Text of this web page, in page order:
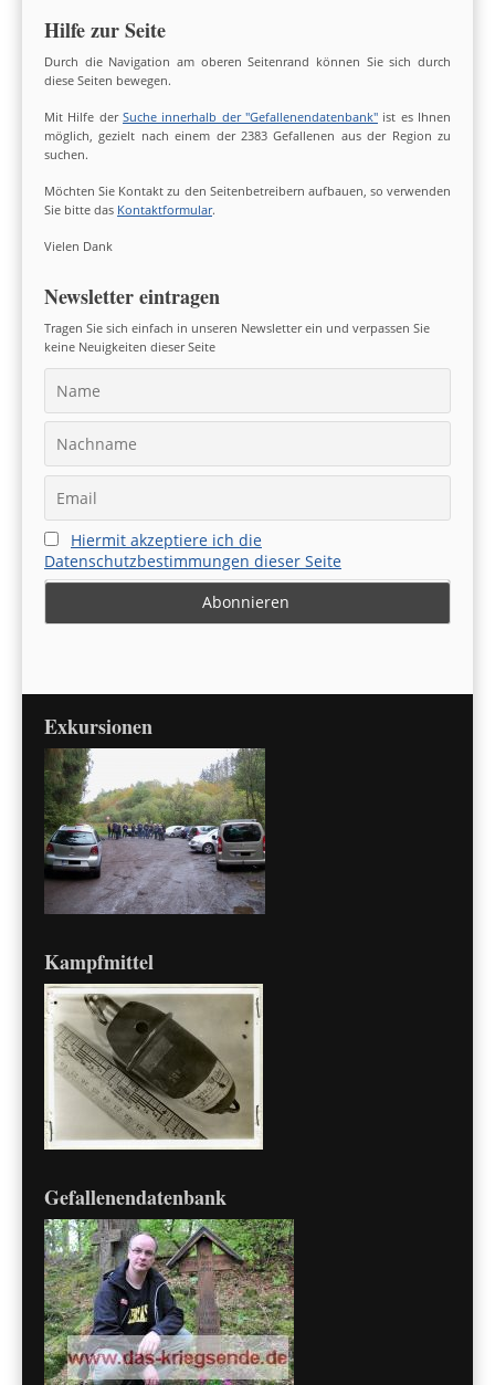
Hilfe zur Seite
Durch die Navigation am oberen Seitenrand können Sie sich durch
diese Seiten bewegen.
Mit Hilfe der Suche innerhalb der "Gefallenendatenbank" ist es Ihnen
möglich, gezielt nach einem der 2383 Gefallenen aus der Region zu
suchen.
Möchten Sie Kontakt zu den Seitenbetreibern aufbauen, so verwenden
Sie bitte das Kontaktformular.
Vielen Dank
Newsletter eintragen
Tragen Sie sich einfach in unseren Newsletter ein und verpassen Sie
keine Neuigkeiten dieser Seite
Hiermit akzeptiere ich die
Datenschutzbestimmungen dieser Seite
Exkursionen
Kampfmittel
Gefallenendatenbank